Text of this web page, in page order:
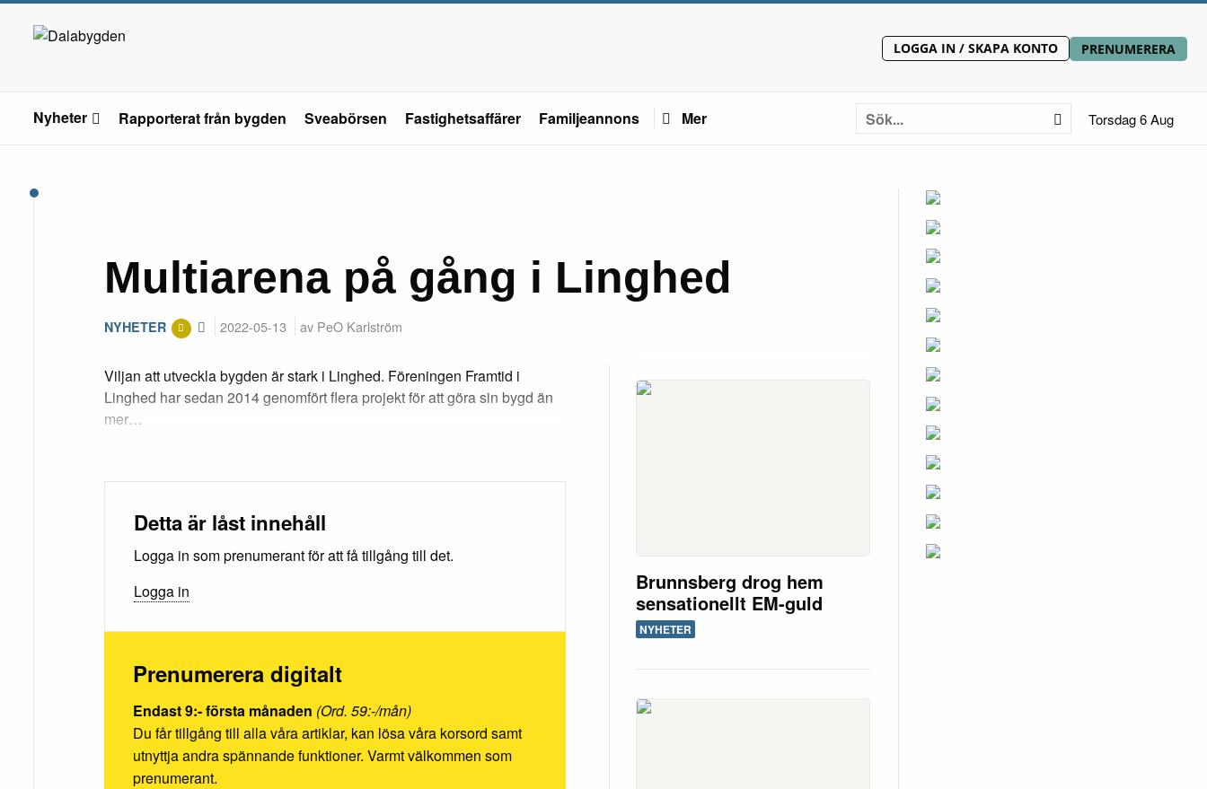
LOGGA IN / SKAPA KONTO PRENUMERERA
Nyheter Rapporterat från bygden Sveabörsen Fastighetsaffärer Familjeannons Mer Torsdag 6 Aug
Multiarena på gång i Linghed
NYHETER 2022-05-13 av PeO Karlström
Viljan att utveckla bygden är stark i Linghed. Föreningen Framtid i
Linghed har sedan 2014 genomfört flera projekt för att göra sin bygd än
mer…
Detta är låst innehåll
Logga in som prenumerant för att få tillgång till det.
Logga in
Prenumerera digitalt
Endast 9:- första månaden (Ord. 59:-/mån)
Du får tillgång till alla våra artiklar, kan lösa våra korsord samt
utnyttja andra spännande funktioner. Varmt välkommen som
prenumerant.
Brunnsberg drog hem
sensationellt EM-guld
NYHETER